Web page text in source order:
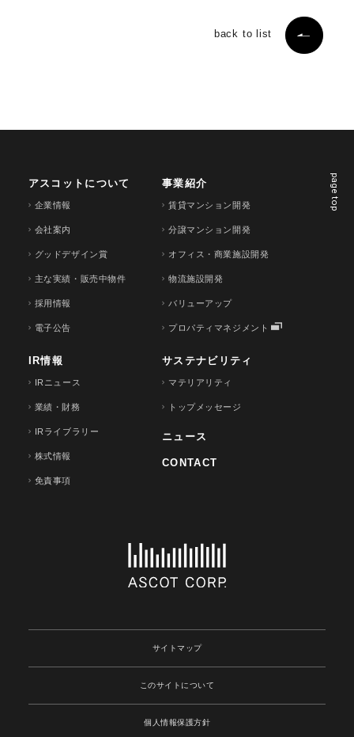
back to list
page top
アスコットについて
企業情報
会社案内
グッドデザイン賞
主な実績・販売中物件
採用情報
電子公告
事業紹介
賃貸マンション開発
分譲マンション開発
オフィス・商業施設開発
物流施設開発
バリューアップ
プロパティマネジメント
IR情報
IRニュース
業績・財務
IRライブラリー
株式情報
免責事項
サステナビリティ
マテリアリティ
トップメッセージ
ニュース
CONTACT
サイトマップ
このサイトについて
個人情報保護方針